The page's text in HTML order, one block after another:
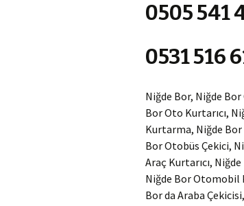
0505 541
0531 516
Niğde Bor, Niğde
Bor Oto Kurtarıcı,
Kurtarma, Niğde Bor
Bor Otobüs Çekici,
Araç Kurtarıcı,
Niğde Bor Otomobil
Bor da Araba